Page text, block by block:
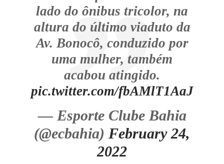
lado do ônibus tricolor, na
altura do último viaduto da
Av. Bonocô, conduzido por
uma mulher, também
acabou atingido.
pic.twitter.com/fbAMlT1AaJ
— Esporte Clube Bahia
(@ecbahia) February 24,
2022